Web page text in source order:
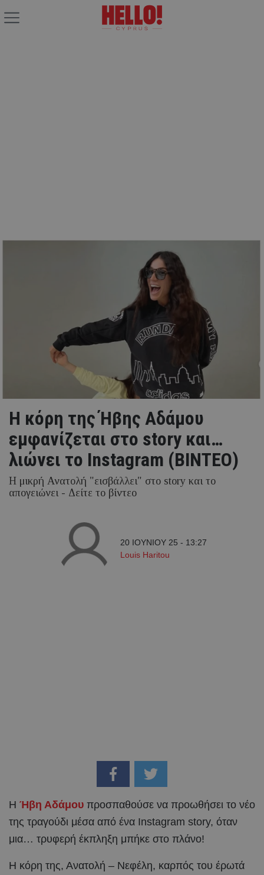
Η κόρη της Ήβης Αδάμου
εμφανίζεται στο story και…
λιώνει το Instagram (ΒΙΝΤΕΟ)
Η μικρή Ανατολή "εισβάλλει" στο story και το
απογειώνει - Δείτε το βίντεο
20 ΙΟΥΝΙΟΥ 25 - 13:27
Louis Haritou
Η Ήβη Αδάμου προσπαθούσε να προωθήσει το νέο
της τραγούδι μέσα από ένα Instagram story, όταν
μια… τρυφερή έκπληξη μπήκε στο πλάνο!
Η κόρη της, Ανατολή – Νεφέλη, καρπός του έρωτά